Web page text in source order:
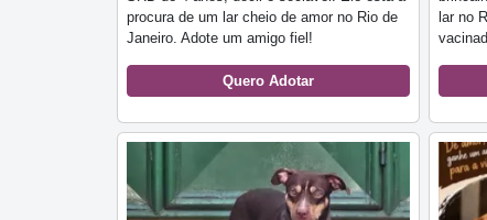
procura de um lar cheio de amor no Rio de
Janeiro. Adote um amigo fiel!
Quero Adotar
lar no